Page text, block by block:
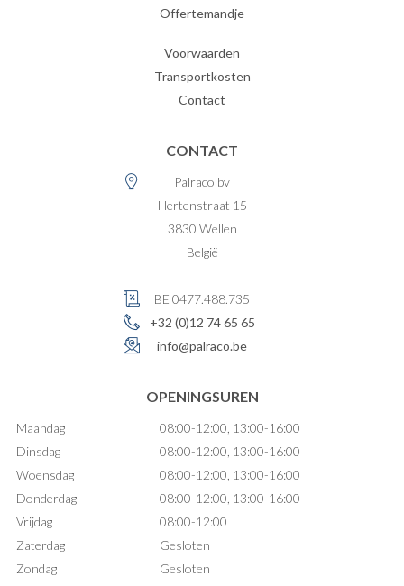
Offertemandje
Voorwaarden
Transportkosten
Contact
CONTACT
Palraco bv
Hertenstraat 15
3830 Wellen
België
BE 0477.488.735
+32 (0)12 74 65 65
info@palraco.be
OPENINGSUREN
Maandag
08:00-12:00, 13:00-16:00
Dinsdag
08:00-12:00, 13:00-16:00
Woensdag
08:00-12:00, 13:00-16:00
Donderdag
08:00-12:00, 13:00-16:00
Vrijdag
08:00-12:00
Zaterdag
Gesloten
Zondag
Gesloten